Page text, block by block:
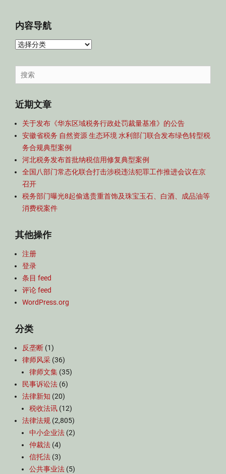
内容导航
内
导
航
Search
for:
近期文章
关于发布《华东区域税务行政处罚裁量基准》的公告
安徽省税务 自然资源 生态环境 水利部门联合发布绿色转型税
务合规典型案例
河北税务发布首批纳税信用修复典型案例
全国八部门常态化联合打击涉税违法犯罪工作推进会议在京
召开
税务部门曝光8起偷逃贵重首饰及珠宝玉石、白酒、成品油等
消费税案件
其他操作
注册
登录
条目 feed
评论 feed
WordPress.org
分类
反垄断 (1)
律师风采 (36)
律师文集 (35)
民事诉讼法 (6)
法律新知 (20)
税收法讯 (12)
法律法规 (2,805)
中小企业法 (2)
仲裁法 (4)
信托法 (3)
公共事业法 (5)